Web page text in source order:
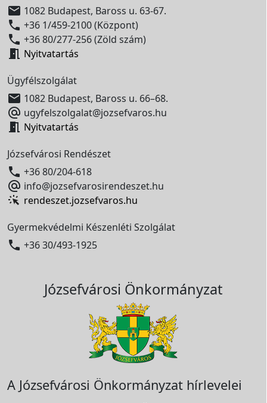
 1082 Budapest, Baross u. 63-67.
 +36 1/459-2100 (Központ)
 +36 80/277-256 (Zöld szám)
 Nyitvatartás
Ügyfélszolgálat
 1082 Budapest, Baross u. 66–68.
 ugyfelszolgalat@jozsefvaros.hu
 Nyitvatartás
Józsefvárosi Rendészet
 +36 80/204-618
 info@jozsefvarosirendeszet.hu
rendeszet.jozsefvaros.hu
Gyermekvédelmi Készenléti Szolgálat
 +36 30/493-1925
Józsefvárosi Önkormányzat
A Józsefvárosi Önkormányzat hírlevelei